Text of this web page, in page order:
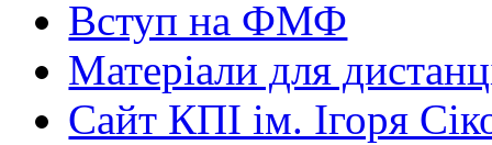
Вступ на ФМФ
Матеріали для
Сайт КПІ ім. Ігоря